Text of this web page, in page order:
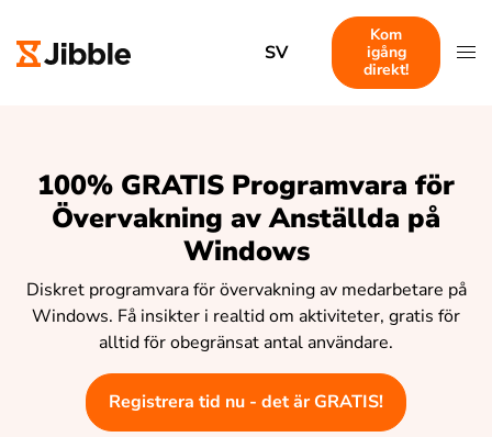
SV
Kom
igång
direkt!
100% GRATIS Programvara för
Övervakning av Anställda på
Windows
Diskret programvara för övervakning av medarbetare på
Windows. Få insikter i realtid om aktiviteter, gratis för
alltid för obegränsat antal användare.
Registrera tid nu - det är GRATIS!